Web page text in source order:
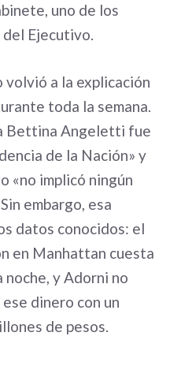
uno de los
del Ejecutivo.
volvió a la explicación
toda la semana.
Bettina Angeletti fue
de la Nación» y
«no implicó ningún
embargo, esa
datos conocidos: el
en Manhattan cuesta
y Adorni no
dinero con un
de pesos.